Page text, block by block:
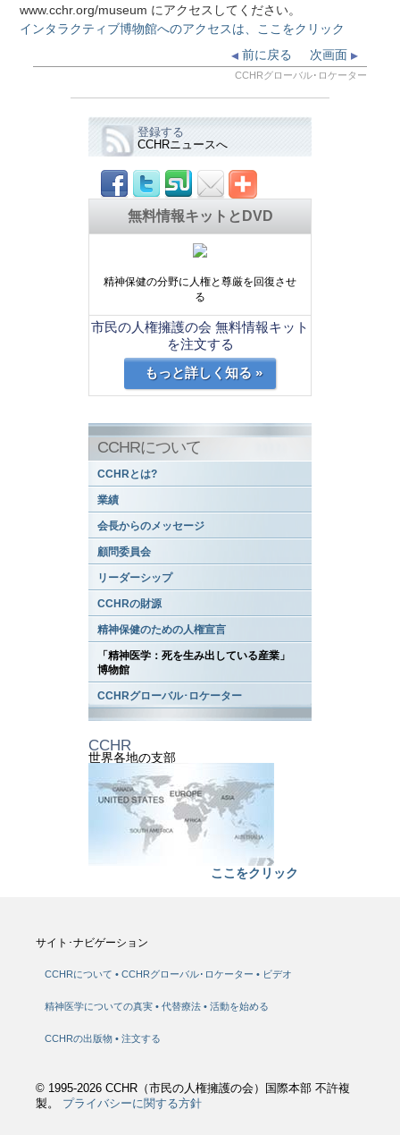
www.cchr.org/museum にアクセスしてください。
インタラクティブ博物館へのアクセスは、ここをクリック
次画面
前に戻る
CCHRグローバル･ロケーター
登録する
CCHRニュースへ
無料情報キットとDVD
精神保健の分野に人権と尊厳を回復させ
る
市民の人権擁護の会 無料情報キット
を注文する
もっと詳しく知る »
CCHRについて
CCHRとは?
業績
会長からのメッセージ
顧問委員会
リーダーシップ
CCHRの財源
精神保健のための人権宣言
「精神医学：死を生み出している産業」
博物館
CCHRグローバル･ロケーター
CCHR
世界各地の支部
ここをクリック
サイト･ナビゲーション
CCHRについて CCHRグローバル･ロケーター ビデオ
精神医学についての真実 代替療法 活動を始める
CCHRの出版物 注文する
© 1995-2026 CCHR（市民の人権擁護の会）国際本部 不許複
製。 プライバシーに関する方針